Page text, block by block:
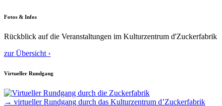
Fotos & Infos
Rückblick auf die Veranstaltungen im Kulturzentrum d'Zuckerfabrik
zur Übersicht ›
Virtueller Rundgang
→ virtueller Rundgang durch das Kulturzentrum d’Zuckerfabrik